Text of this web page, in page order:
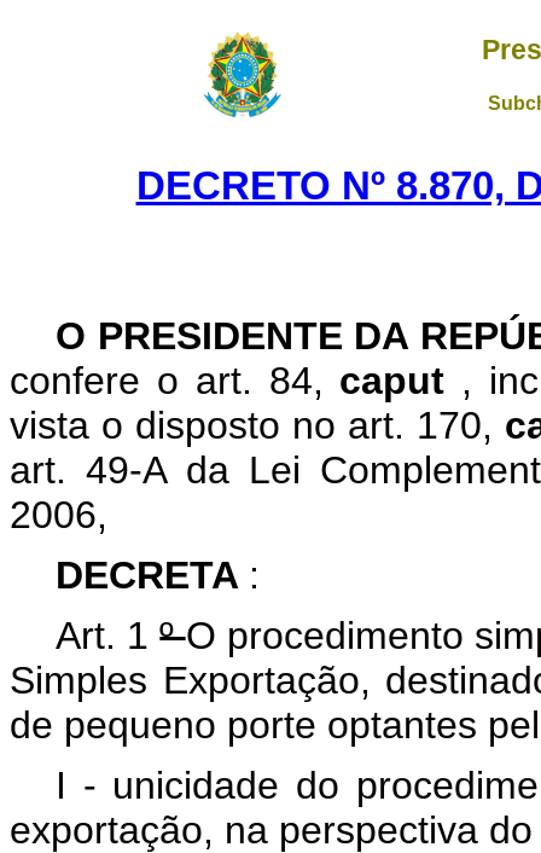
DECRETO Nº 8.870,
O PRESIDENTE DA
confere o art. 84, caput ,
vista o disposto no art. 170,
art. 49-A da Lei
2006,
DECRETA :
Art. 1ºO procedimento
Simples Exportação,
de pequeno porte optantes
I - unicidade do
exportação, na perspectiva